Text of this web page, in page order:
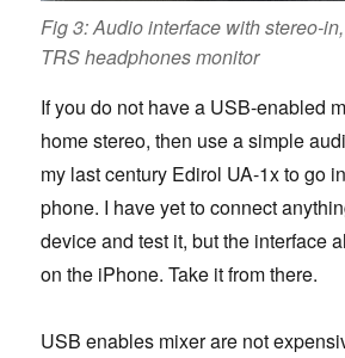
Fig 3: Audio interface with stereo-
TRS headphones monitor
If you do not have a USB-enabled
home stereo, then use a simple
my last century Edirol UA-1x to go
phone. I have yet to connect
device and test it, but the interface
on the iPhone. Take it from there.
USB enables mixer are not